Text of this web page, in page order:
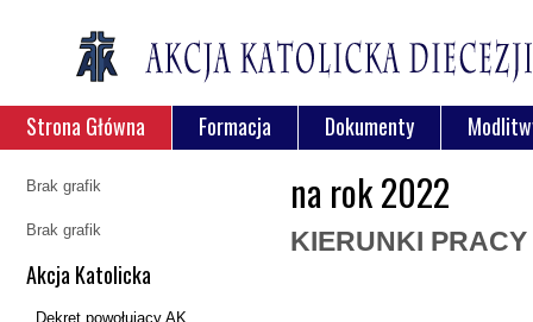
Strona Główna Formacja Dokumenty
Brak grafik
Brak grafik
Akcja Katolicka
Dekret powołujący AK
na rok 2022
KIERUNKI